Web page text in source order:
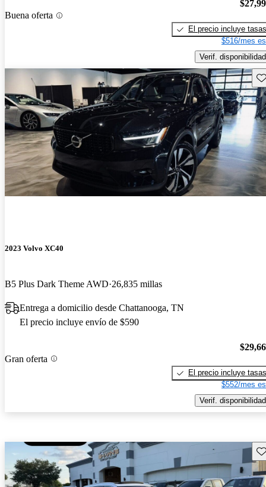
Buena oferta
El precio incluye tasas
$516/mes
Verif. disponibilidad
2023 Volvo XC40
B5 Plus Dark Theme AWD 26,835 millas
Entrega a domicilio desde Chattanooga, TN
El precio incluye envío de $590
Gran oferta
El precio incluye tasas
$552/mes
Verif. disponibilidad